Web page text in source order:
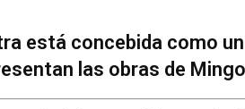
está concebida como
las obras de